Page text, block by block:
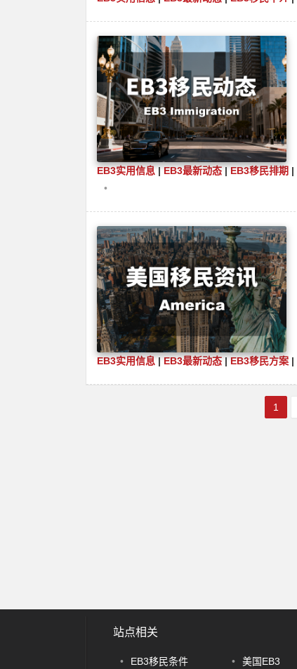
EB3实用信息|EB3最新动态|EB3移民排期 |
•
EB3实用信息|EB3最新动态|EB3移民方案 |
1
站点相关
• EB3移民条件 • 美国EB3